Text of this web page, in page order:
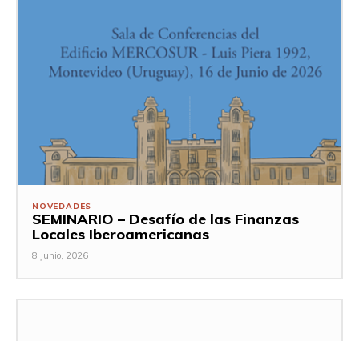
NOVEDADES
SEMINARIO – Desafío de las Finanzas
Locales Iberoamericanas
8 Junio, 2026